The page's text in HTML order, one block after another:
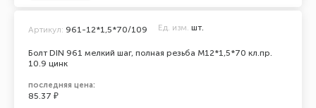
Болт DIN 961 мелкий шаг, полная резьба M12*1,5*70 кл.пр.
10.9 цинк
Артикул: 961-12*1,5*70/109 Ед. изм. шт.
последняя цена:
85.37 ₽